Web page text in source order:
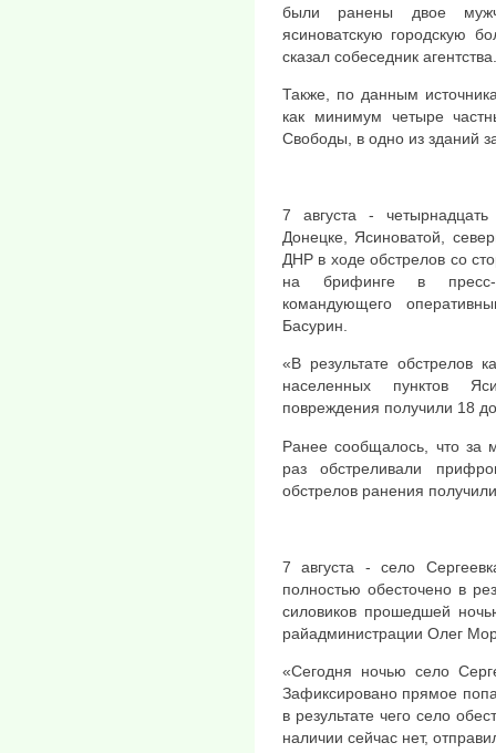
были ранены двое
ясиноватскую городскую
сказал собеседник агентства.
Также, по данным
как минимум четыре
Свободы, в одно из зданий
7 августа -
Донецке, Ясиноватой,
ДНР в ходе обстрелов со
на брифинге в пресс-
командующего
Басурин.
«В результате обстрелов
населенных пунктов
повреждения получили 18
Ранее сообщалось, что за
раз обстреливали
обстрелов ранения
7 августа - село
полностью обесточено в
силовиков прошедшей
райадминистрации Олег
«Сегодня ночью село
Зафиксировано прямое
в результате чего село
наличии сейчас нет,